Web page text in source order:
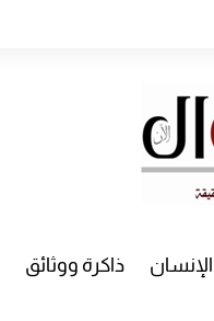
ذاكرة ووثائق